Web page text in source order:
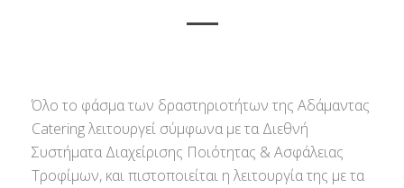
Όλο το φάσμα των δραστηριοτήτων της Αδάμαντας
Catering λειτουργεί σύμφωνα με τα Διεθνή
Συστήματα Διαχείρισης Ποιότητας & Ασφάλειας
Τροφίμων, και πιστοποιείται η λειτουργία της με τα